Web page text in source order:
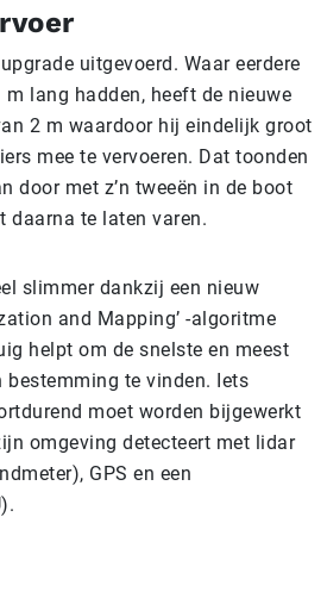
uitgevoerd. Waar eerdere
lang hadden, heeft de nieuwe
2 m waardoor hij eindelijk groot
mee te vervoeren. Dat toonden
door met z’n tweeën in de boot
daarna te laten varen.
slimmer dankzij een nieuw
and Mapping’ -algoritme
helpt om de snelste en meest
te vinden. Iets
moet worden bijgewerkt
omgeving detecteert met lidar
GPS en een